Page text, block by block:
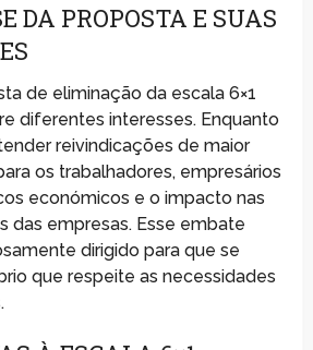
DA PROPOSTA E SUAS
de eliminação da escala 6×1
diferentes interesses. Enquanto
reivindicações de maior
os trabalhadores, empresários
económicos e o impacto nas
das empresas. Esse embate
dirigido para que se
que respeite as necessidades